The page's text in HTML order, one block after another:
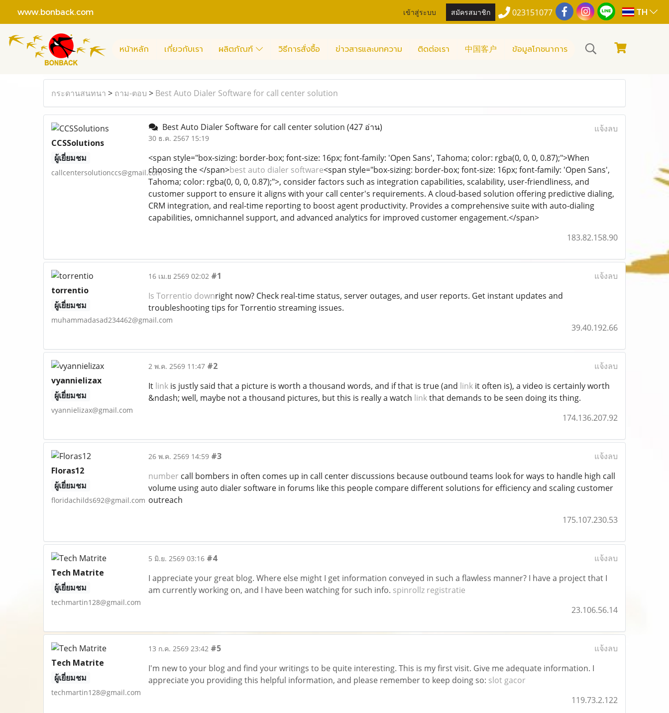
www.bonback.com เข้าสู่ระบบ สมัครสมาชิก 023151077 TH
หน้าหลัก เกี่ยวกับเรา ผลิตภัณฑ์ วิธีการสั่งซื้อ ข่าวสารและบทความ ติดต่อเรา 中国客户 ข้อมูลโภชนาการ
กระดานสนทนา > ถาม-ตอบ > Best Auto Dialer Software for call center solution
CCSSolutions
ผู้เยี่ยมชม
callcentersolutionccs@gmail.com
Best Auto Dialer Software for call center solution (427 อ่าน)
30 ธ.ค. 2567 15:19
แจ้งลบ
<span style="box-sizing: border-box; font-size: 16px; font-family: 'Open Sans', Tahoma; color: rgba(0, 0, 0, 0.87);">When
choosing the </span>best auto dialer software<span style="box-sizing: border-box; font-size: 16px; font-family: 'Open Sans',
Tahoma; color: rgba(0, 0, 0, 0.87);">, consider factors such as integration capabilities, scalability, user-friendliness, and
customer support to ensure it aligns with your call center's requirements. A cloud-based solution offering predictive dialing,
CRM integration, and real-time reporting to boost agent productivity. Provides a comprehensive suite with auto-dialing
capabilities, omnichannel support, and advanced analytics for improved customer engagement.</span>
183.82.158.90
torrentio
ผู้เยี่ยมชม
muhammadasad234462@gmail.com
16 เม.ย 2569 02:02 #1
แจ้งลบ
Is Torrentio downright now? Check real-time status, server outages, and user reports. Get instant updates and
troubleshooting tips for Torrentio streaming issues.
39.40.192.66
vyannielizax
ผู้เยี่ยมชม
vyannielizax@gmail.com
2 พ.ค. 2569 11:47 #2
แจ้งลบ
It linkis justly said that a picture is worth a thousand words, and if that is true (and linkit often is), a video is certainly worth
&ndash; well, maybe not a thousand pictures, but this is really a watch linkthat demands to be seen doing its thing.
174.136.207.92
Floras12
ผู้เยี่ยมชม
floridachilds692@gmail.com
26 พ.ค. 2569 14:59 #3
แจ้งลบ
number call bombers in often comes up in call center discussions because outbound teams look for ways to handle high call
volume using auto dialer software in forums like this people compare different solutions for efficiency and scaling customer
outreach
175.107.230.53
Tech Matrite
ผู้เยี่ยมชม
techmartin128@gmail.com
5 มิ.ย. 2569 03:16 #4
แจ้งลบ
I appreciate your great blog. Where else might I get information conveyed in such a flawless manner? I have a project that I
am currently working on, and I have been watching for such info. spinrollz registratie
23.106.56.14
Tech Matrite
ผู้เยี่ยมชม
techmartin128@gmail.com
13 ก.ค. 2569 23:42 #5
แจ้งลบ
I'm new to your blog and find your writings to be quite interesting. This is my first visit. Give me adequate information. I
appreciate you providing this helpful information, and please remember to keep doing so: slot gacor
119.73.2.122